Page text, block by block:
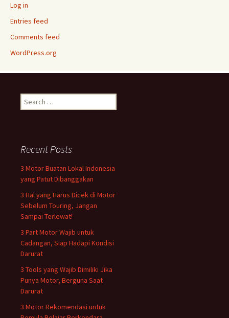
Log in
Entries feed
Comments feed
WordPress.org
Search
for:
Recent Posts
3 Motor Buatan Lokal Indonesia
yang Patut Dibanggakan
3 Hal yang Harus Dicek di Motor
Sebelum Touring, Jangan
Sampai Terlewat!
3 Part Motor Wajib untuk
Cadangan, Siap Hadapi Kondisi
Darurat
3 Tools yang Wajib Dimiliki Jika
Punya Motor, Berguna Saat
Darurat
3 Motor Rekomendasi untuk